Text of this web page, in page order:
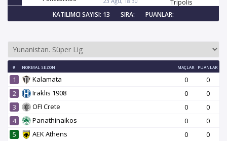
Tripolis
KATILIMCI SAYISI: 13
SIRA: PUANLAR:
# NORMAL SEZON MAÇLAR PUANLAR
1 Kalamata 0
0
2
Iraklis 1908 0
0
3
OFI Crete 0
0
4
Panathinaikos 0
0
5
AEK Athens 0
0